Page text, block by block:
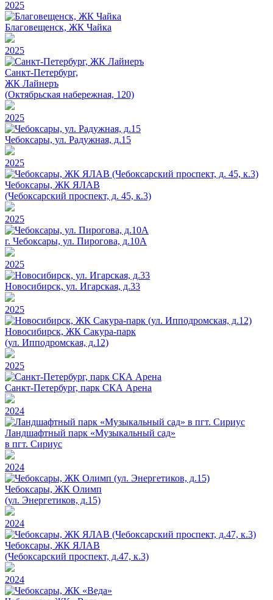
2025
Благовещенск, ЖК Чайка
2025
Санкт-Петербург,
ЖК Лайнеръ
(Октябрьская набережная, 120)
2025
Чебоксары, ул. Радужная, д.15
2025
Чебоксары, ЖК ЯЛАВ
(Чебоксарский проспект, д. 45, к.3)
2025
г. Чебоксары, ул. Пирогова, д.10А
2025
Новосибирск, ул. Игарская, д.33
2025
Новосибирск, ЖК Сакура-парк
(ул. Ипподромская, д.12)
2025
Санкт-Петербург, парк СКА Арена
2024
Ландшафтный парк «Музыкальный сад»
в пгт. Сириус
2024
Чебоксары, ЖК Олимп
(ул. Энергетиков, д.15)
2024
Чебоксары, ЖК ЯЛАВ
(Чебоксарский проспект, д.47, к.3)
2024